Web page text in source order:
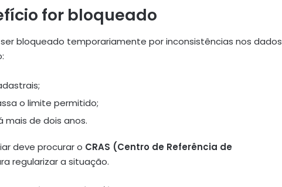
for bloqueado
ser bloqueado temporariamente por inconsistências nos dados
o limite permitido;
de dois anos.
deve procurar o CRAS (Centro de Referência de
regularizar a situação.